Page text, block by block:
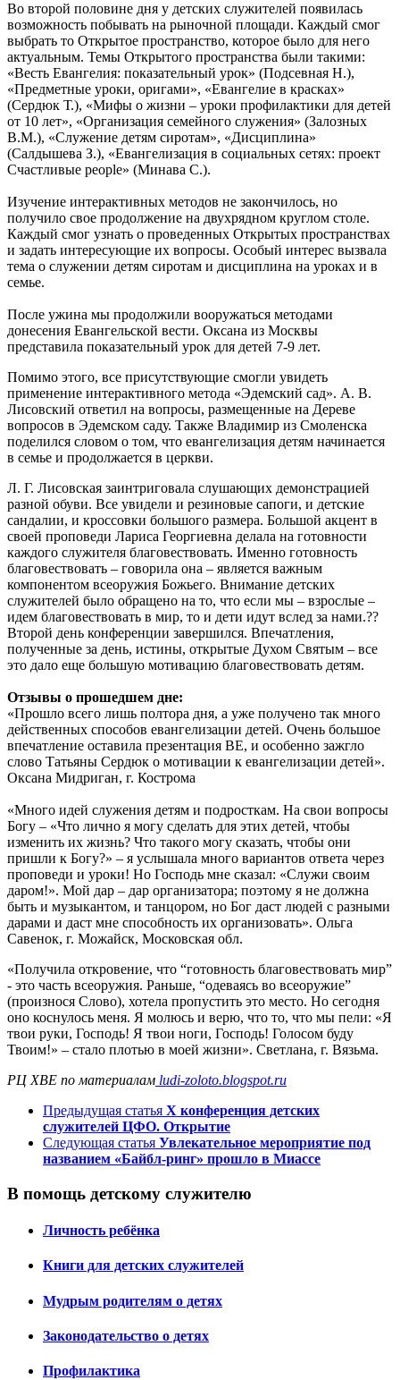
Во второй половине дня у детских служителей появилась
возможность побывать на рыночной площади. Каждый смог
выбрать то Открытое пространство, которое было для него
актуальным. Темы Открытого пространства были такими:
«Весть Евангелия: показательный урок» (Подсевная Н.),
«Предметные уроки, оригами», «Евангелие в красках»
(Сердюк Т.), «Мифы о жизни – уроки профилактики для детей
от 10 лет», «Организация семейного служения» (Залозных
В.М.), «Служение детям сиротам», «Дисциплина»
(Салдышева З.), «Евангелизация в социальных сетях: проект
Счастливые people» (Минава С.).
Изучение интерактивных методов не закончилось, но
получило свое продолжение на двухрядном круглом столе.
Каждый смог узнать о проведенных Открытых пространствах
и задать интересующие их вопросы. Особый интерес вызвала
тема о служении детям сиротам и дисциплина на уроках и в
семье.
После ужина мы продолжили вооружаться методами
донесения Евангельской вести. Оксана из Москвы
представила показательный урок для детей 7-9 лет.
Помимо этого, все присутствующие смогли увидеть
применение интерактивного метода «Эдемский сад». А. В.
Лисовский ответил на вопросы, размещенные на Дереве
вопросов в Эдемском саду. Также Владимир из Смоленска
поделился словом о том, что евангелизация детям начинается
в семье и продолжается в церкви.
Л. Г. Лисовская заинтриговала слушающих демонстрацией
разной обуви. Все увидели и резиновые сапоги, и детские
сандалии, и кроссовки большого размера. Большой акцент в
своей проповеди Лариса Георгиевна делала на готовности
каждого служителя благовествовать. Именно готовность
благовествовать – говорила она – является важным
компонентом всеоружия Божьего. Внимание детских
служителей было обращено на то, что если мы – взрослые –
идем благовествовать в мир, то и дети идут вслед за нами.??
Второй день конференции завершился. Впечатления,
полученные за день, истины, открытые Духом Святым – все
это дало еще большую мотивацию благовествовать детям.
Отзывы о прошедшем дне:
«Прошло всего лишь полтора дня, а уже получено так много
действенных способов евангелизации детей. Очень большое
впечатление оставила презентация ВЕ, и особенно зажгло
слово Татьяны Сердюк о мотивации к евангелизации детей».
Оксана Мидриган, г. Кострома
«Много идей служения детям и подросткам. На свои вопросы
Богу – «Что лично я могу сделать для этих детей, чтобы
изменить их жизнь? Что такого могу сказать, чтобы они
пришли к Богу?» – я услышала много вариантов ответа через
проповеди и уроки! Но Господь мне сказал: «Служи своим
даром!». Мой дар – дар организатора; поэтому я не должна
быть и музыкантом, и танцором, но Бог даст людей с разными
дарами и даст мне способность их организовать». Ольга
Савенок, г. Можайск, Московская обл.
«Получила откровение, что “готовность благовествовать мир”
- это часть всеоружия. Раньше, “одеваясь во всеоружие”
(произнося Слово), хотела пропустить это место. Но сегодня
оно коснулось меня. Я молюсь и верю, что то, что мы пели: «Я
твои руки, Господь! Я твои ноги, Господь! Голосом буду
Твоим!» – стало плотью в моей жизни». Светлана, г. Вязьма.
РЦ ХВЕ по материалам ludi-zoloto.blogspot.ru
Предыдущая статья X конференция детских
служителей ЦФО. Открытие
Следующая статья Увлекательное мероприятие под
названием «Байбл-ринг» прошло в Миассе
В помощь детскому служителю
Личность ребёнка
Книги для детских служителей
Мудрым родителям о детях
Законодательство о детях
Профилактика